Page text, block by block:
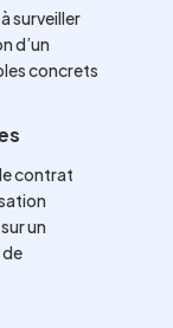
surveiller
d’un
concrets
contrat
un
de